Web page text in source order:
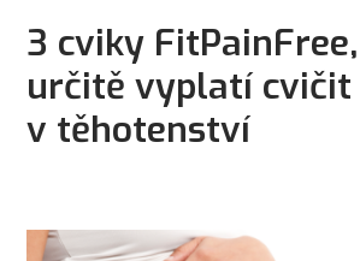
3 cviky
určitě vyplatí cvičit
v těhotenství